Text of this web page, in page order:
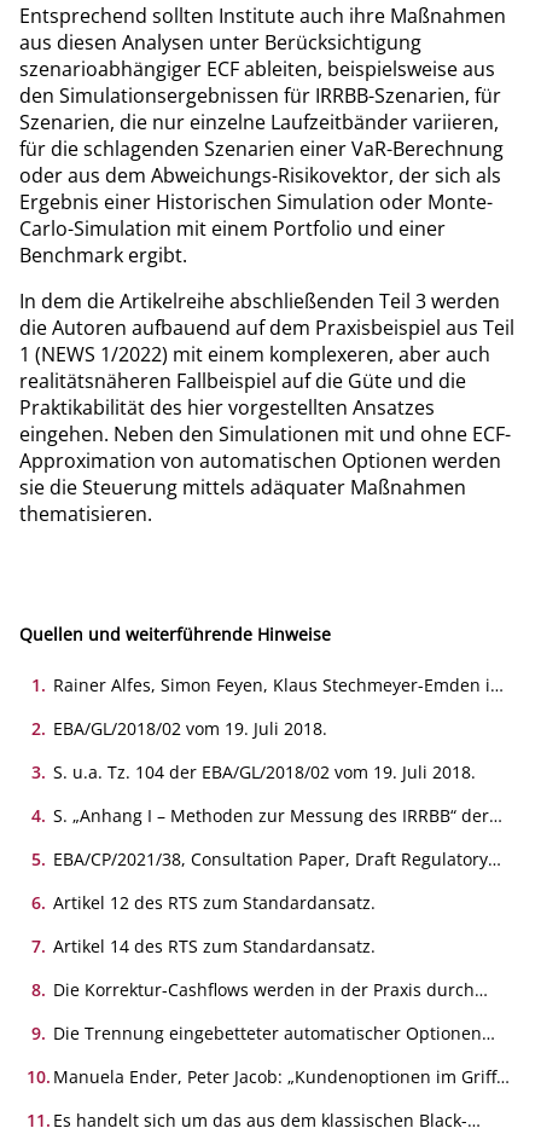
Entsprechend sollten Institute auch ihre Maßnahmen
aus diesen Analysen unter Berücksichtigung
szenarioabhängiger ECF ableiten, beispielsweise aus
den Simulationsergebnissen für IRRBB-Szenarien, für
Szenarien, die nur einzelne Laufzeitbänder variieren,
für die schlagenden Szenarien einer VaR-Berechnung
oder aus dem Abweichungs-Risikovektor, der sich als
Ergebnis einer Historischen Simulation oder Monte-
Carlo-Simulation mit einem Portfolio und einer
Benchmark ergibt.
In dem die Artikelreihe abschließenden Teil 3 werden
die Autoren aufbauend auf dem Praxisbeispiel aus Teil
1 (NEWS 1/2022) mit einem komplexeren, aber auch
realitätsnäheren Fallbeispiel auf die Güte und die
Praktikabilität des hier vorgestellten Ansatzes
eingehen. Neben den Simulationen mit und ohne ECF-
Approximation von automatischen Optionen werden
sie die Steuerung mittels adäquater Maßnahmen
thematisieren.
Quellen und weiterführende Hinweise
1. Rainer Alfes, Simon Feyen, Klaus Stechmeyer-Emden in
2. EBA/GL/2018/02 vom 19. Juli 2018.
3. S. u.a. Tz. 104 der EBA/GL/2018/02 vom 19. Juli 2018.
4. S. „Anhang I – Methoden zur Messung des IRRBB“ der
deutschsprachigen Version.
5. EBA/CP/2021/38, Consultation Paper, Draft Regulatory
simplified standardised methodologies to evaluate the
that affect both the economic value of equity and the
activities in accordance with 84(5) of Directive
2013/36/EU.
6. Artikel 12 des RTS zum Standardansatz.
7. Artikel 14 des RTS zum Standardansatz.
8. Die Korrektur-Cashflows werden in der Praxis durch
verhaltensabhängigen Verläufen abzüglich der
deterministischen Verläufe gebildet. Diese klassische
Vorgehensweise berücksichtigt keine mögliche
Zinsabhängigkeit für verhaltensabhängige implizite
Optionen.
9. Die Trennung eingebetteter automatischer Optionen
einer Anleihe) führt zu einem deterministischen Teil im
Sinne eines Basisgeschäfts im Portfolio „D“ und einem
optionalen Teil im Portfolio „O“ (Optionsbuch).
10.Manuela Ender, Peter Jacob: „Kundenoptionen im Griff –
(2010).
11.Es handelt sich um das aus dem klassischen Black-